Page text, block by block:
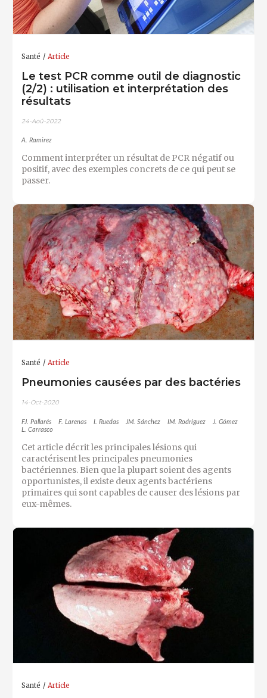
Santé Article
Le test PCR comme outil de diagnostic
(2/2) : utilisation et interprétation des
résultats
24-Aoû-2022
A. Ramirez
Comment interpréter un résultat de PCR négatif ou
positif, avec des exemples concrets de ce qui peut se
passer.
Santé Article
Pneumonies causées par des bactéries
14-Oct-2020
FJ. Pallarés F. Larenas I. Ruedas JM. Sánchez IM. Rodríguez
J. Gómez
L. Carrasco
Cet article décrit les principales lésions qui
caractérisent les principales pneumonies
bactériennes. Bien que la plupart soient des agents
opportunistes, il existe deux agents bactériens
primaires qui sont capables de causer des lésions par
eux-mêmes.
Santé Article